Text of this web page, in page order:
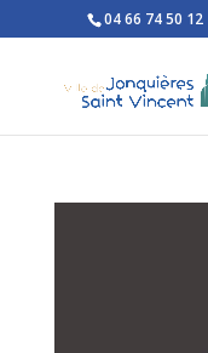
Ouvrir la barre d’outils
04 66 74 50 12